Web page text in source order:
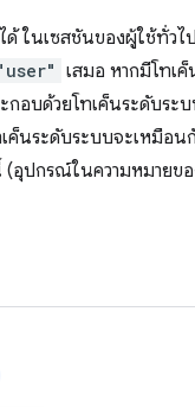
ในเซสชันของผู้ใช้ทั่วไป
เสมอ หากมีโทเ
กอบด้วยโทเค็นระดับระ
ค็นระดับระบบจะเหมือน
ปกรณ์ในความหมายขอ